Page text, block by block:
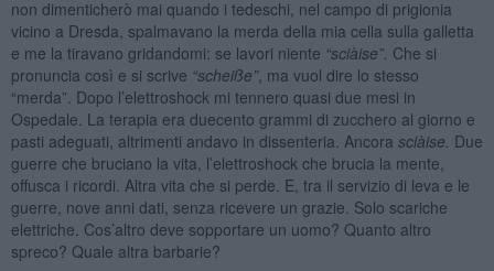
non dimenticherò mai quando i tedeschi, nel campo di prigionia
vicino a Dresda, spalmavano la merda della mia cella sulla galletta
e me la tiravano gridandomi: se lavori niente “sciàise”. Che si
pronuncia così e si scrive “scheiße”, ma vuol dire lo stesso
“merda”. Dopo l’elettroshock mi tennero quasi due mesi in
Ospedale. La terapia era duecento grammi di zucchero al giorno e
pasti adeguati, altrimenti andavo in dissenteria. Ancora sciàise. Due
guerre che bruciano la vita, l’elettroshock che brucia la mente,
offusca i ricordi. Altra vita che si perde. E, tra il servizio di leva e le
guerre, nove anni dati, senza ricevere un grazie. Solo scariche
elettriche. Cos’altro deve sopportare un uomo? Quanto altro
spreco? Quale altra barbarie?